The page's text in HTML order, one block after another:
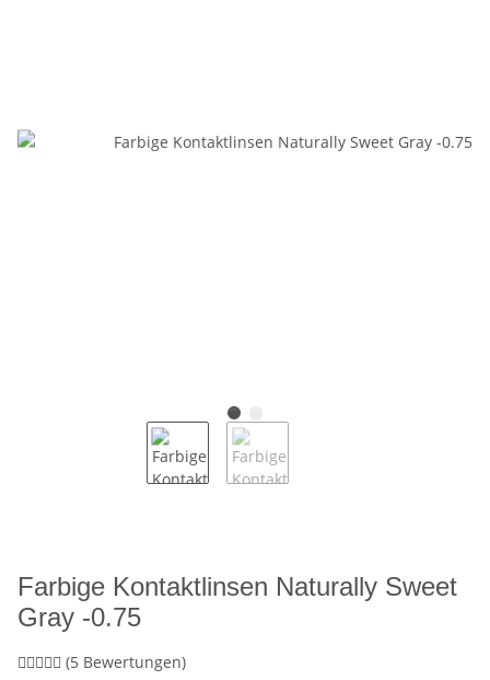
Farbige Kontaktlinsen Naturally Sweet
Gray -0.75
(5 Bewertungen)